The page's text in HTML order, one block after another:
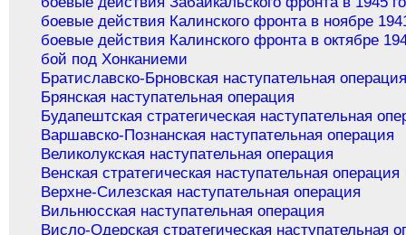
боевые действия Калинского фронта в ноябре
боевые действия Калинского фронта в октябре
бой под Хонканиеми
Братиславско-Брновская наступательная
Брянская наступательная операция
Будапештская стратегическая наступательная
Варшавско-Познанская наступательная операция
Великолукская наступательная операция
Венская стратегическая наступательная операция
Верхне-Силезская наступательная операция
Вильнюсская наступательная операция
Висло-Одерская стратегическая наступательная